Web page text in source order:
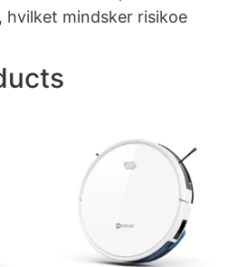
mindsker risikoe